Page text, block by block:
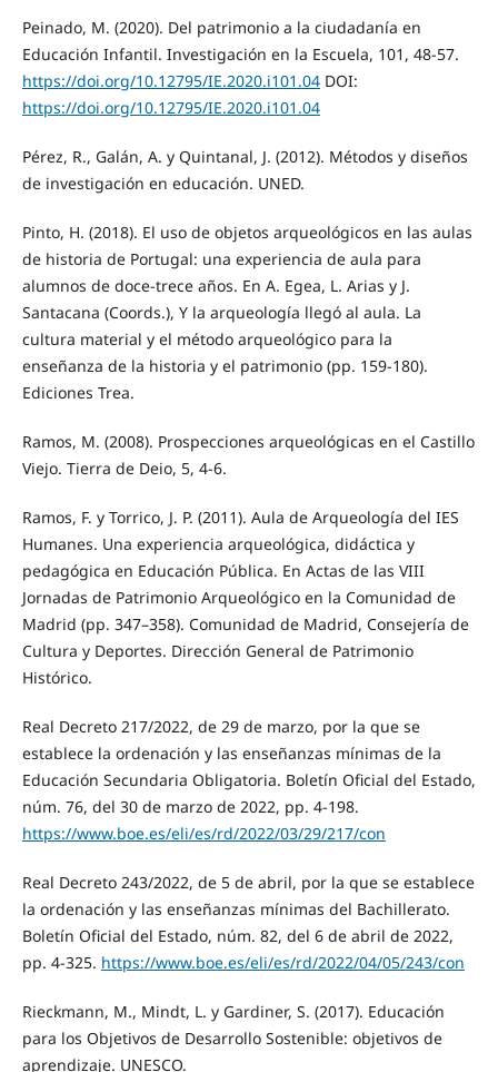
Peinado, M. (2020). Del patrimonio a la ciudadanía en
Educación Infantil. Investigación en la Escuela, 101, 48-57.
https://doi.org/10.12795/IE.2020.i101.04DOI:
https://doi.org/10.12795/IE.2020.i101.04
Pérez, R., Galán, A. y Quintanal, J. (2012). Métodos y diseños
de investigación en educación. UNED.
Pinto, H. (2018). El uso de objetos arqueológicos en las aulas
de historia de Portugal: una experiencia de aula para
alumnos de doce-trece años. En A. Egea, L. Arias y J.
Santacana (Coords.), Y la arqueología llegó al aula. La
cultura material y el método arqueológico para la
enseñanza de la historia y el patrimonio (pp. 159-180).
Ediciones Trea.
Ramos, M. (2008). Prospecciones arqueológicas en el Castillo
Viejo. Tierra de Deio, 5, 4-6.
Ramos, F. y Torrico, J. P. (2011). Aula de Arqueología del IES
Humanes. Una experiencia arqueológica, didáctica y
pedagógica en Educación Pública. En Actas de las VIII
Jornadas de Patrimonio Arqueológico en la Comunidad de
Madrid (pp. 347–358). Comunidad de Madrid, Consejería de
Cultura y Deportes. Dirección General de Patrimonio
Histórico.
Real Decreto 217/2022, de 29 de marzo, por la que se
establece la ordenación y las enseñanzas mínimas de la
Educación Secundaria Obligatoria. Boletín Oficial del Estado,
núm. 76, del 30 de marzo de 2022, pp. 4-198.
https://www.boe.es/eli/es/rd/2022/03/29/217/con
Real Decreto 243/2022, de 5 de abril, por la que se establece
la ordenación y las enseñanzas mínimas del Bachillerato.
Boletín Oficial del Estado, núm. 82, del 6 de abril de 2022,
pp. 4-325. https://www.boe.es/eli/es/rd/2022/04/05/243/con
Rieckmann, M., Mindt, L. y Gardiner, S. (2017). Educación
para los Objetivos de Desarrollo Sostenible: objetivos de
aprendizaje. UNESCO.